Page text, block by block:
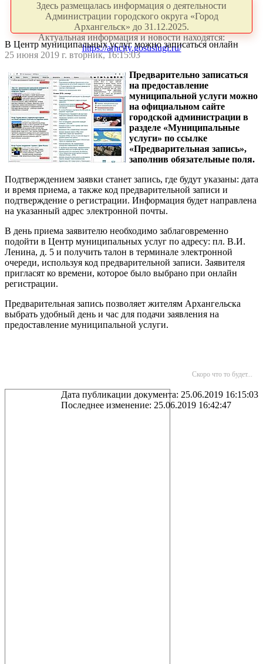
Здесь размещалась информация о деятельности
Администрации городского округа «Город
Архангельск» до 31.12.2025.
Актуальная информация и новости находятся:
https://arhcity.gosuslugi.ru/
В Центр муниципальных услуг можно записаться онлайн
25 июня 2019 г. вторник, 16:15:03
Предварительно записаться
на предоставление
муниципальной услуги можно
на официальном сайте
городской администрации в
разделе «Муниципальные
услуги» по ссылке
«Предварительная запись»,
заполнив обязательные поля.
Подтверждением заявки станет запись, где будут указаны: дата
и время приема, а также код предварительной записи и
подтверждение о регистрации. Информация будет направлена
на указанный адрес электронной почты.
В день приема заявителю необходимо заблаговременно
подойти в Центр муниципальных услуг по адресу: пл. В.И.
Ленина, д. 5 и получить талон в терминале электронной
очереди, используя код предварительной записи. Заявителя
пригласят ко времени, которое было выбрано при онлайн
регистрации.
Предварительная запись позволяет жителям Архангельска
выбрать удобный день и час для подачи заявления на
предоставление муниципальной услуги.
Скоро что то будет...
Дата публикации документа: 25.06.2019 16:15:03
Последнее изменение: 25.06.2019 16:42:47